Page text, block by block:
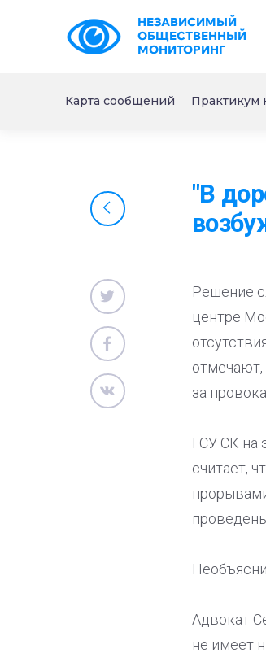
НЕЗАВИСИМЫЙ
ОБЩЕСТВЕННЫЙ
МОНИТОРИНГ
Карта сообщений Практикум
"В
Решение
центре
отмечают,
за
ГСУ СК на
считает,
Адвокат
не имеет